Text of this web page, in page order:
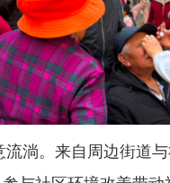
淌。来自周边街道